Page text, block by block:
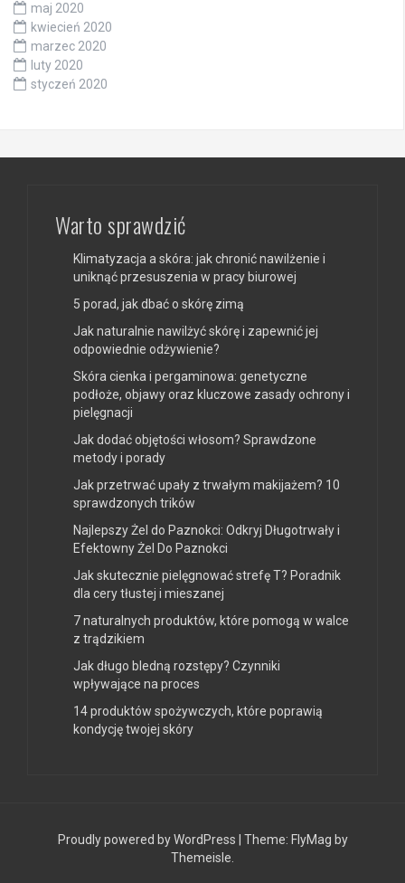
maj 2020
kwiecień 2020
marzec 2020
luty 2020
styczeń 2020
Warto sprawdzić
Klimatyzacja a skóra: jak chronić nawilżenie i
uniknąć przesuszenia w pracy biurowej
5 porad, jak dbać o skórę zimą
Jak naturalnie nawilżyć skórę i zapewnić jej
odpowiednie odżywienie?
Skóra cienka i pergaminowa: genetyczne
podłoże, objawy oraz kluczowe zasady ochrony i
pielęgnacji
Jak dodać objętości włosom? Sprawdzone
metody i porady
Jak przetrwać upały z trwałym makijażem? 10
sprawdzonych trików
Najlepszy Żel do Paznokci: Odkryj Długotrwały i
Efektowny Żel Do Paznokci
Jak skutecznie pielęgnować strefę T? Poradnik
dla cery tłustej i mieszanej
7 naturalnych produktów, które pomogą w walce
z trądzikiem
Jak długo bledną rozstępy? Czynniki
wpływające na proces
14 produktów spożywczych, które poprawią
kondycję twojej skóry
Proudly powered by WordPress Theme: FlyMag by
Themeisle.